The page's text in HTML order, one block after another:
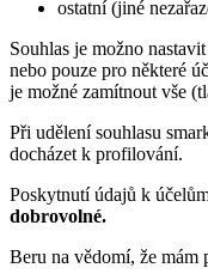
ostatní (jiné
Souhlas je možno
nebo pouze pro některé
je možné zamítnout vše
Při udělení souhlasu
docházet k profilování.
Poskytnutí údajů k
dobrovolné.
Beru na vědomí, že mám